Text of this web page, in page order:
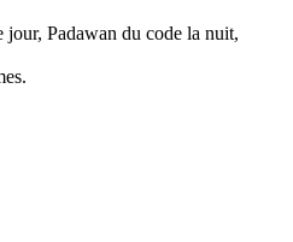
jour, Padawan du code la nuit,